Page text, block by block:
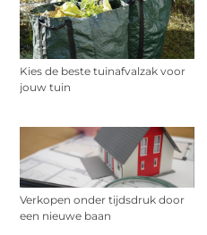
Kies de beste tuinafvalzak voor
jouw tuin
Verkopen onder tijdsdruk door
een nieuwe baan